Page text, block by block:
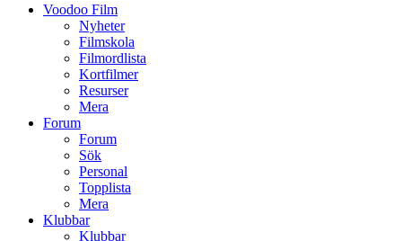
Voodoo Film
Nyheter
Filmskola
Filmordlista
Kortfilmer
Resurser
Mera
Forum
Forum
Sök
Personal
Topplista
Mera
Klubbar
Klubbar